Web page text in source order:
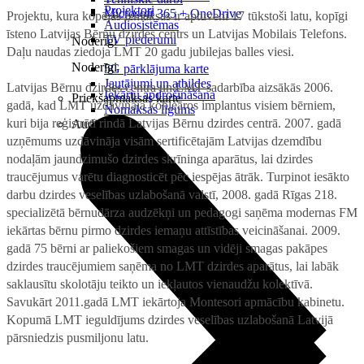
Microsoft 365 + OneDrive
Noderīgi
5G pārklājuma karte
Jautājumi un atbildes
Priekšapmaksas karte
Projektori
Audiosistēmas
TV piederumi
Noderīgi
Iekārtu apdrošināšana
Nomaksas līgums
Audio
Projektu, kura kopējās izmaksas ir aptuveni 17 tūkstoši latu, kopīgi
īsteno Latvijas Bērnu dzirdes centrs un Latvijas Mobilais Telefons.
Daļu naudas ziedoja LMT 20 gadu jubilejas balles viesi.
Latvijas Bērnu dzirdes centra un LMT sadarbība aizsākās 2006.
gadā, kad LMT uzdāvināja kohleāros implantus visiem bērniem,
kuri bija reģistrēti rindā Latvijas Bērnu dzirdes centrā. 2007. gadā
uzņēmums uzdāvināja visām sertificētajām Latvijas dzemdību
nodaļām jaundzimušo dzirdes skrīninga aparātus, lai dzirdes
traucējumus varētu diagnosticēt pēc iespējas ātrāk. Turpinot iesākto
darbu dzirdes veselības uzlabošanā valstī, 2008. gadā Rīgas 218.
specializētā bērnudārza audzēkņi un pedagogi saņēma modernas FM
iekārtas bērnu pirmo dzirdes iemaņu attīstības veicināšanai. 2009.
gadā 75 bērni ar paliekošiem smagas un vidēji smagas pakāpes
dzirdes traucējumiem saņēma no LMT dzirdes aparātus, lai labāk
saklausītu skolotāju teikto un iekļautos vienaudžu kolektīvā.
Savukārt 2011.gadā LMT iekārtoja Montesori apmācību kabinetu.
Kopumā LMT ieguldījums dzirdes veselības uzlabošanā Latvijā
pārsniedzis pusmiljonu latu.